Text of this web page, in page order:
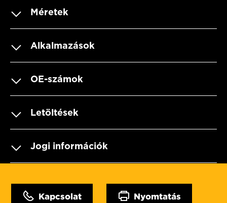
Méretek
Alkalmazások
OE-számok
Letöltések
Jogi információk
Kapcsolat Nyomtatás